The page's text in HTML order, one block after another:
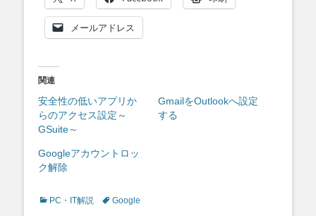
メールアドレス
関連
安全性の低いアプリか
らのアクセス設定～
GSuite～
GmailをOutlookへ設定
する
Googleアカウントロッ
ク解除
Categories
PC・IT解説 TagsGoogle